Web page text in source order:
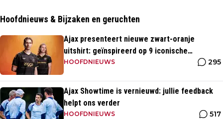
Hoofdnieuws & Bijzaken en geruchten
Ajax presenteert nieuwe zwart-oranje
uitshirt: geïnspireerd op 9 iconische
momenten uit clubhistorie
HOOFDNIEUWS 295
Ajax Showtime is vernieuwd: jullie feedback
helpt ons verder
HOOFDNIEUWS 517